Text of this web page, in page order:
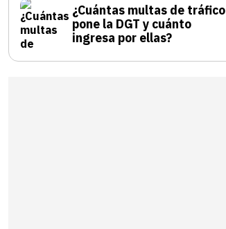
¿Cuántas multas de tráfico
pone la DGT y cuánto
ingresa por ellas?